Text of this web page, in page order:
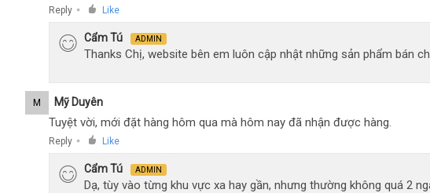
Reply ● Like
Cẩm Tú ADMIN
Thanks Chị, website bên em luôn cập nhật những sản phẩm bán
M Mỹ Duyên
Tuyệt vời, mới đặt hàng hôm qua mà hôm nay đã nhận được hàng.
Reply ● Like
Cẩm Tú ADMIN
Dạ, tùy vào từng khu vực xa hay gần, nhưng thường không quá 2